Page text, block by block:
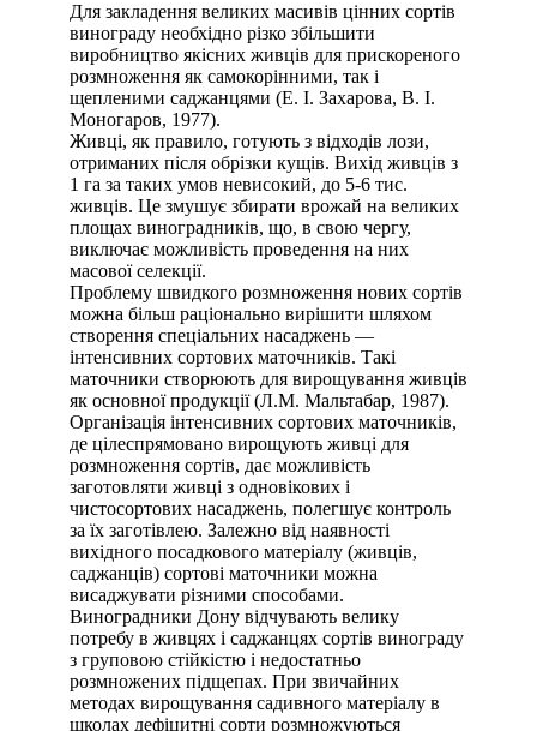
Для закладення великих масивів цінних сортів
винограду необхідно різко збільшити
виробництво якісних живців для прискореного
розмноження як самокорінними, так і
щепленими саджанцями (Е. І. Захарова, В. І.
Моногаров, 1977).
Живці, як правило, готують з відходів лози,
отриманих після обрізки кущів. Вихід живців з
1 га за таких умов невисокий, до 5-6 тис.
живців. Це змушує збирати врожай на великих
площах виноградників, що, в свою чергу,
виключає можливість проведення на них
масової селекції.
Проблему швидкого розмноження нових сортів
можна більш раціонально вирішити шляхом
створення спеціальних насаджень —
інтенсивних сортових маточників. Такі
маточники створюють для вирощування живців
як основної продукції (Л.М. Мальтабар, 1987).
Організація інтенсивних сортових маточників,
де цілеспрямовано вирощують живці для
розмноження сортів, дає можливість
заготовляти живці з одновікових і
чистосортових насаджень, полегшує контроль
за їх заготівлею. Залежно від наявності
вихідного посадкового матеріалу (живців,
саджанців) сортові маточники можна
висаджувати різними способами.
Виноградники Дону відчувають велику
потребу в живцях і саджанцях сортів винограду
з груповою стійкістю і недостатньо
розмножених підщепах. При звичайних
методах вирощування садивного матеріалу в
школах дефіцитні сорти розмножуються